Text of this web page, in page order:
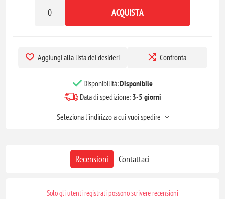
ACQUISTA
Aggiungi alla lista dei desideri Confronta
Disponibilità:Disponibile
Data di spedizione:3-5 giorni
Seleziona l'indirizzo a cui vuoi spedire
Recensioni Contattaci
Solo gli utenti registrati possono scrivere recensioni